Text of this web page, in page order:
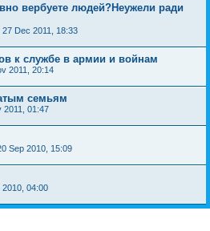
вербуете людей?Неужели ради
27 Dec 2011, 18:33
к службе в армии и войнам
2011, 20:14
семьям
2011, 01:47
Sep 2010, 15:09
2010, 04:00